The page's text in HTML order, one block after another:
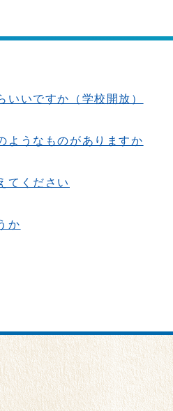
いですか（学校開放）
ようなものがありますか
てください
か